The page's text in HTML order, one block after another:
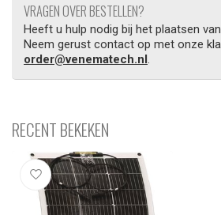
VRAGEN OVER BESTELLEN?
Heeft u hulp nodig bij het plaatsen
Neem gerust contact op met onze
order@venematech.nl.
RECENT BEKEKEN